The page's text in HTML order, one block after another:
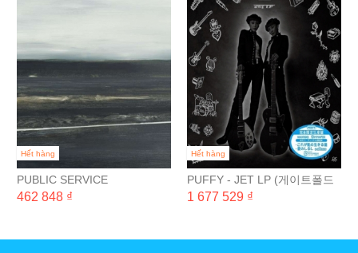
Hết hàng
PUBLIC SERVICE
BROADCASTING - EVERY
462 848 ₫
Hết hàng
PUFFY - JET LP (게이트폴드
완전 일본 생산 한정반) [2LP]
1 677 529 ₫